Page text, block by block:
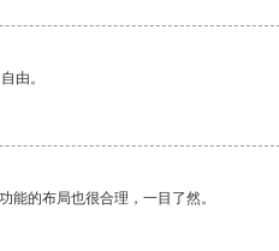
由。
能的布局也很合理，一目了然。